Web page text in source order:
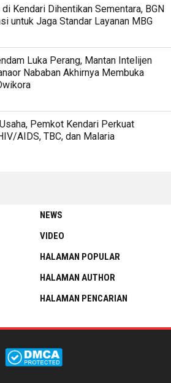
Kendari Dihentikan Sementara, BGN
untuk Jaga Standar Layanan MBG
Luka Perang, Mantan Intelijen
Nababan Akhirnya Membuka
Pemkot Kendari Perkuat
AIDS, TBC, dan Malaria
NEWS
VIDEO
HALAMAN POPULAR
HALAMAN AUTHOR
HALAMAN PENCARIAN